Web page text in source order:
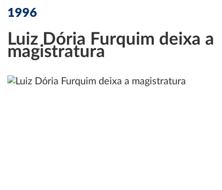
1996
Luiz Dória Furquim deixa a
magistratura